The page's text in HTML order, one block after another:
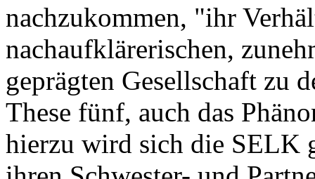
nachzukommen, "ihr
nachaufklärerischen,
geprägten Gesellschaft zu
These fünf, auch das
hierzu wird sich die SELK